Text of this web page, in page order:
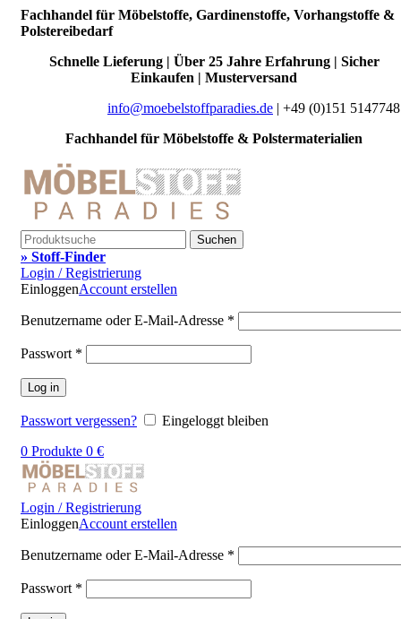
Fachhandel für Möbelstoffe, Gardinenstoffe, Vorhangstoffe &
Polstereibedarf
Schnelle Lieferung | Über 25 Jahre Erfahrung | Sicher
Einkaufen | Musterversand
info@moebelstoffparadies.de | +49 (0)151
Fachhandel für Möbelstoffe & Polstermaterialien
Suchen
» Stoff-Finder
Login / Registrierung
EinloggenAccount erstellen
Benutzername oder E-Mail-Adresse *
Passwort *
Log in
Passwort vergessen?
Eingeloggt bleiben
0 Produkte 0 €
Login / Registrierung
EinloggenAccount erstellen
Benutzername oder E-Mail-Adresse *
Passwort *